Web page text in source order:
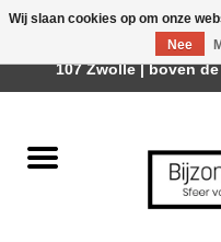
Räder Design Stories
Wij slaan cookies op om onze
Nee
Afhalen is mogelijk bij
107 Zwolle | boven